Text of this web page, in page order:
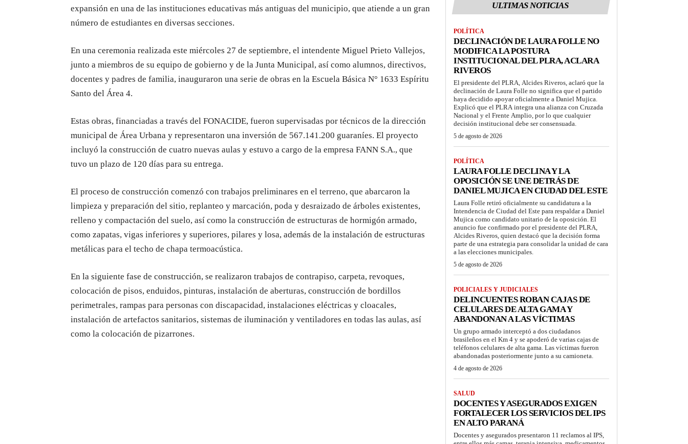
expansión en una de las instituciones educativas más antiguas del municipio, que atiende a un gran
número de estudiantes en diversas secciones.
En una ceremonia realizada este miércoles 27 de septiembre, el intendente Miguel Prieto Vallejos,
junto a miembros de su equipo de gobierno y de la Junta Municipal, así como alumnos, directivos,
docentes y padres de familia, inauguraron una serie de obras en la Escuela Básica N° 1633 Espíritu
Santo del Área 4.
Estas obras, financiadas a través del FONACIDE, fueron supervisadas por técnicos de la dirección
municipal de Área Urbana y representaron una inversión de 567.141.200 guaraníes. El proyecto
incluyó la construcción de cuatro nuevas aulas y estuvo a cargo de la empresa FANN S.A., que
tuvo un plazo de 120 días para su entrega.
El proceso de construcción comenzó con trabajos preliminares en el terreno, que abarcaron la
limpieza y preparación del sitio, replanteo y marcación, poda y desraizado de árboles existentes,
relleno y compactación del suelo, así como la construcción de estructuras de hormigón armado,
como zapatas, vigas inferiores y superiores, pilares y losa, además de la instalación de estructuras
metálicas para el techo de chapa termoacústica.
En la siguiente fase de construcción, se realizaron trabajos de contrapiso, carpeta, revoques,
colocación de pisos, enduidos, pinturas, instalación de aberturas, construcción de bordillos
perimetrales, rampas para personas con discapacidad, instalaciones eléctricas y cloacales,
instalación de artefactos sanitarios, sistemas de iluminación y ventiladores en todas las aulas, así
como la colocación de pizarrones.
ULTIMAS NOTICIAS
POLÍTICA
DECLINACIÓN DE LAURA FOLLE NO
MODIFICA LA POSTURA
INSTITUCIONAL DEL PLRA, ACLARA
RIVEROS
El presidente del PLRA, Alcides Riveros, aclaró que la
declinación de Laura Folle no significa que el partido
haya decidido apoyar oficialmente a Daniel Mujica.
Explicó que el PLRA integra una alianza con Cruzada
Nacional y el Frente Amplio, por lo que cualquier
decisión institucional debe ser consensuada.
5 de agosto de 2026
POLÍTICA
LAURA FOLLE DECLINA Y LA
OPOSICIÓN SE UNE DETRÁS DE
DANIEL MUJICA EN CIUDAD DEL ESTE
Laura Folle retiró oficialmente su candidatura a la
Intendencia de Ciudad del Este para respaldar a Daniel
Mujica como candidato unitario de la oposición. El
anuncio fue confirmado por el presidente del PLRA,
Alcides Riveros, quien destacó que la decisión forma
parte de una estrategia para consolidar la unidad de cara
a las elecciones municipales.
5 de agosto de 2026
POLICIALES Y JUDICIALES
DELINCUENTES ROBAN CAJAS DE
CELULARES DE ALTA GAMA Y
ABANDONAN A LAS VÍCTIMAS
Un grupo armado interceptó a dos ciudadanos
brasileños en el Km 4 y se apoderó de varias cajas de
teléfonos celulares de alta gama. Las víctimas fueron
abandonadas posteriormente junto a su camioneta.
4 de agosto de 2026
SALUD
DOCENTES Y ASEGURADOS EXIGEN
FORTALECER LOS SERVICIOS DEL IPS
EN ALTO PARANÁ
Docentes y asegurados presentaron 11 reclamos al IPS,